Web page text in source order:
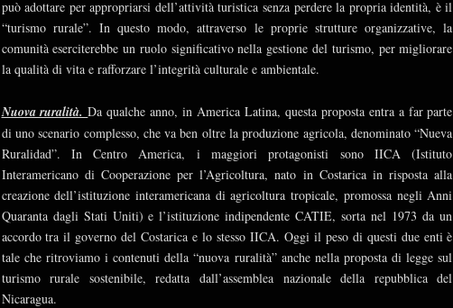
può adottare per appropriarsi dell’attività turistica senza perdere la propria identità, è il
“turismo rurale”. In questo modo, attraverso le proprie strutture organizzative, la
comunità eserciterebbe un ruolo significativo nella gestione del turismo, per migliorare
la qualità di vita e rafforzare l’integrità culturale e ambientale.
Nuova ruralità.Da qualche anno, in America Latina, questa proposta entra a far parte
di uno scenario complesso, che va ben oltre la produzione agricola, denominato “Nueva
Ruralidad”. In Centro America, i maggiori protagonisti sono IICA (Istituto
Interamericano di Cooperazione per l’Agricoltura, nato in Costarica in risposta alla
creazione dell’istituzione interamericana di agricoltura tropicale, promossa negli Anni
Quaranta dagli Stati Uniti) e l’istituzione indipendente CATIE, sorta nel 1973 da un
accordo tra il governo del Costarica e lo stesso IICA. Oggi il peso di questi due enti è
tale che ritroviamo i contenuti della “nuova ruralità” anche nella proposta di legge sul
turismo rurale sostenibile, redatta dall’assemblea nazionale della repubblica del
Nicaragua.